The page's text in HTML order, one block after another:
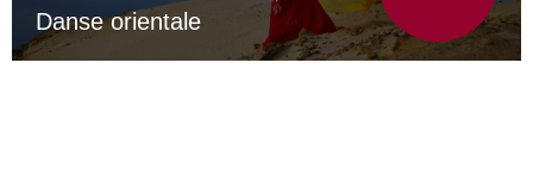
Danse orientale